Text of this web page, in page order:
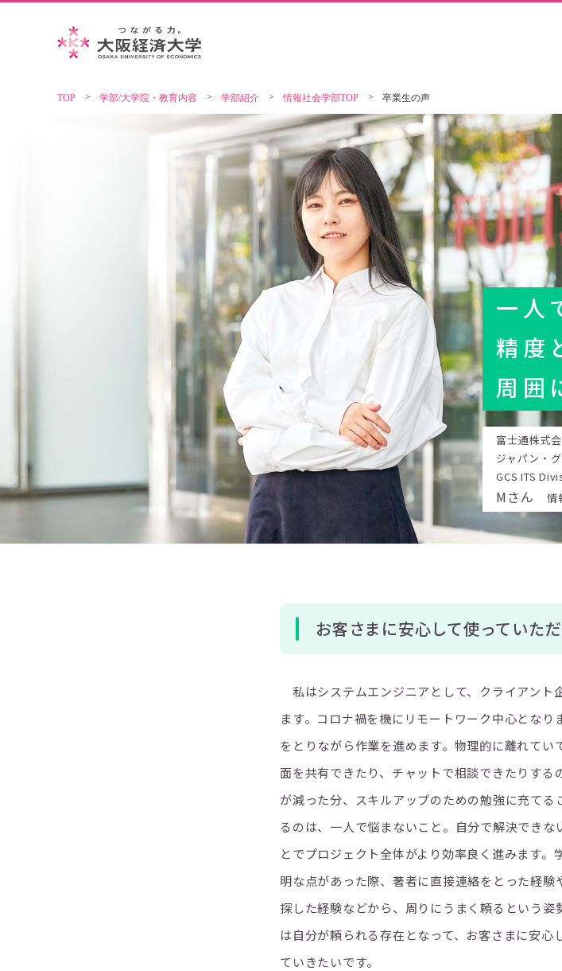
TOP 学部/大学院・教育内容 学部紹介 情報社会学部TOP 卒業生の声
一人
精度
周囲
富士通株式
ジャパン・
GCS ITS
Mさん 情
お客さまに安心して使っていた
私はシステムエンジニアとして、クライアント
ます。コロナ禍を機にリモートワーク中心とな
をとりながら作業を進めます。物理的に離れて
面を共有できたり、チャットで相談できたりする
が減った分、スキルアップのための勉強に充てる
るのは、一人で悩まないこと。自分で解決でき
とでプロジェクト全体がより効率良く進みます
明な点があった際、著者に直接連絡をとった経
探した経験などから、周りにうまく頼るという
は自分が頼られる存在となって、お客さまに安心
ていきたいです。